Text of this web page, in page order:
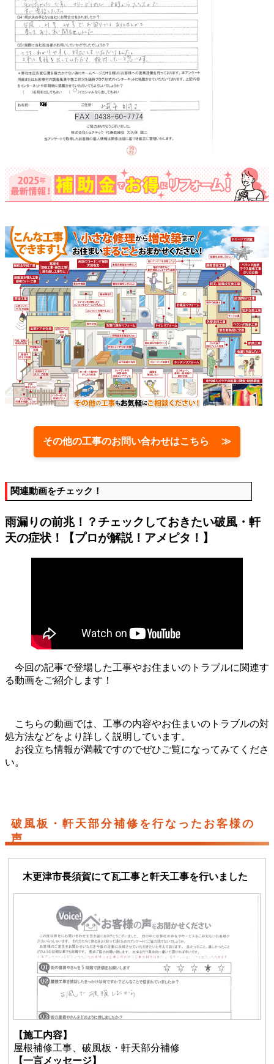
その他の工事のお問い合わせはこちら ≫
関連動画をチェック！
雨漏りの前兆！？チェックしておきたい破風・軒
天の症状！【プロが解説！アメピタ！】
今回の記事で登場した工事やお住まいのトラブルに関連す
る動画をご紹介します！
こちらの動画では、工事の内容やお住まいのトラブルの対
処方法などをより詳しく説明しています。
お役立ち情報が満載ですのでぜひご覧になってみてくださ
い。
破風板・軒天部分補修を行なったお客様の
声
木更津市長須賀にて瓦工事と軒天工事を行いました
【施工内容】
屋根補修工事、破風板・軒天部分補修
【一言メッセージ】